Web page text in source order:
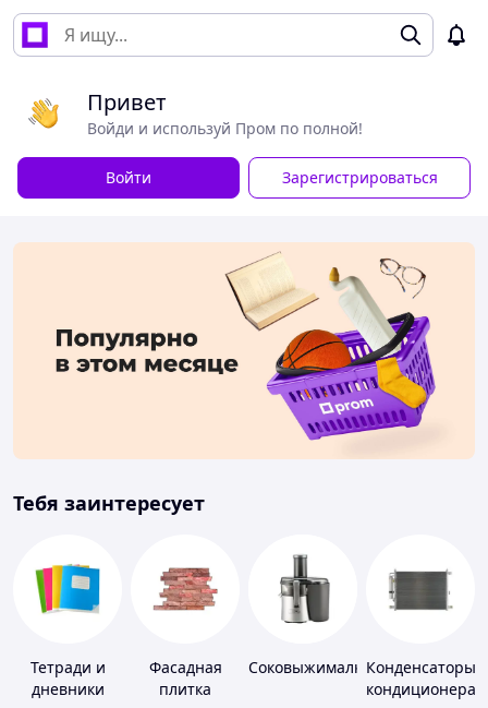
Привет
Войди и используй Пром по полной!
Войти Зарегистрироваться
Тебя заинтересует
Тетради и
дневники
Фасадная
плитка
СоковыжималкиКонденсаторы
кондиционера